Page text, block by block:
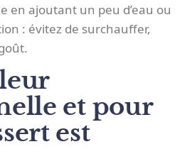
en ajoutant un peu d’eau ou
: évitez de surchauffer,
et pour
est